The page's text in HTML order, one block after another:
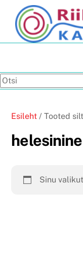
content
Otsi
Esileht / Tooted
Sinu